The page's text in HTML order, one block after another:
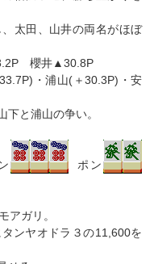
太田、山井の両名がほぼ
櫻井▲30.8P
・浦山(＋30.3P)・安
下と浦山の争い。
ポン
アガリ。
ンヤオドラ３の11,600を